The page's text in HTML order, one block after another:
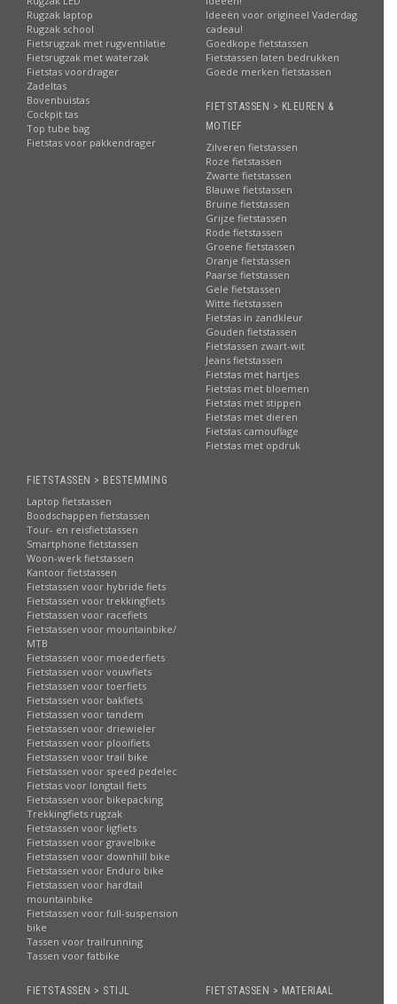
Rugzak laptop
Rugzak school
Fietsrugzak met rugventilatie
Fietsrugzak met waterzak
Fietstas voordrager
Zadeltas
Bovenbuistas
Cockpit tas
Top tube bag
Fietstas voor pakkendrager
Ideeën voor origineel Vaderdag
cadeau!
Goedkope fietstassen
Fietstassen laten bedrukken
Goede merken fietstassen
FIETSTASSEN > KLEUREN &
MOTIEF
Zilveren fietstassen
Roze fietstassen
Zwarte fietstassen
Blauwe fietstassen
Bruine fietstassen
Grijze fietstassen
Rode fietstassen
Groene fietstassen
Oranje fietstassen
Paarse fietstassen
Gele fietstassen
Witte fietstassen
Fietstas in zandkleur
Gouden fietstassen
Fietstassen zwart-wit
Jeans fietstassen
Fietstas met hartjes
Fietstas met bloemen
Fietstas met stippen
Fietstas met dieren
Fietstas camouflage
Fietstas met opdruk
FIETSTASSEN > BESTEMMING
Laptop fietstassen
Boodschappen fietstassen
Tour- en reisfietstassen
Smartphone fietstassen
Woon-werk fietstassen
Kantoor fietstassen
Fietstassen voor hybride fiets
Fietstassen voor trekkingfiets
Fietstassen voor racefiets
Fietstassen voor mountainbike/
MTB
Fietstassen voor moederfiets
Fietstassen voor vouwfiets
Fietstassen voor toerfiets
Fietstassen voor bakfiets
Fietstassen voor tandem
Fietstassen voor driewieler
Fietstassen voor plooifiets
Fietstassen voor trail bike
Fietstassen voor speed pedelec
Fietstas voor longtail fiets
Fietstassen voor bikepacking
Trekkingfiets rugzak
Fietstassen voor ligfiets
Fietstassen voor gravelbike
Fietstassen voor downhill bike
Fietstassen voor Enduro bike
Fietstassen voor hardtail
mountainbike
Fietstassen voor full-suspension
bike
Tassen voor trailrunning
Tassen voor fatbike
FIETSTASSEN > STIJL FIETSTASSEN > MATERIAAL